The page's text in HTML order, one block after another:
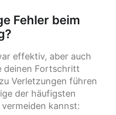
Fehler beim
effektiv, aber auch
deinen Fortschritt
Verletzungen führen
der häufigsten
kannst: